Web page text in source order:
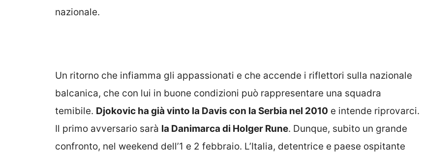
nazionale.
Un ritorno che infiamma gli appassionati e che accende i riflettori sulla nazionale
balcanica, che con lui in buone condizioni può rappresentare una squadra
temibile. Djokovic ha già vinto la Davis con la Serbia nel 2010 e intende riprovarci.
Il primo avversario sarà la Danimarca di Holger Rune. Dunque, subito un grande
confronto, nel weekend dell’1 e 2 febbraio. L’Italia, detentrice e paese ospitante